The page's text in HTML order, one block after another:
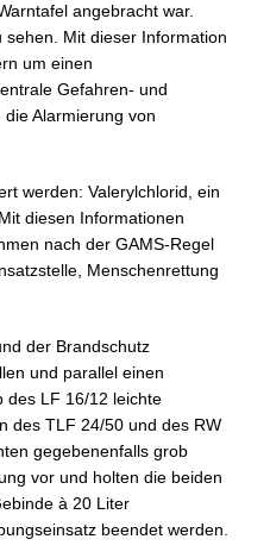
angebracht war.
Mit dieser Information
um einen
Gefahren- und
Alarmierung von
werden: Valerylchlorid, ein
diesen Informationen
nach der GAMS-Regel
Menschenrettung
der Brandschutz
und parallel einen
des LF 16/12 leichte
des TLF 24/50 und des RW
gegebenenfalls grob
vor und holten die beiden
à 20 Liter
beendet werden.